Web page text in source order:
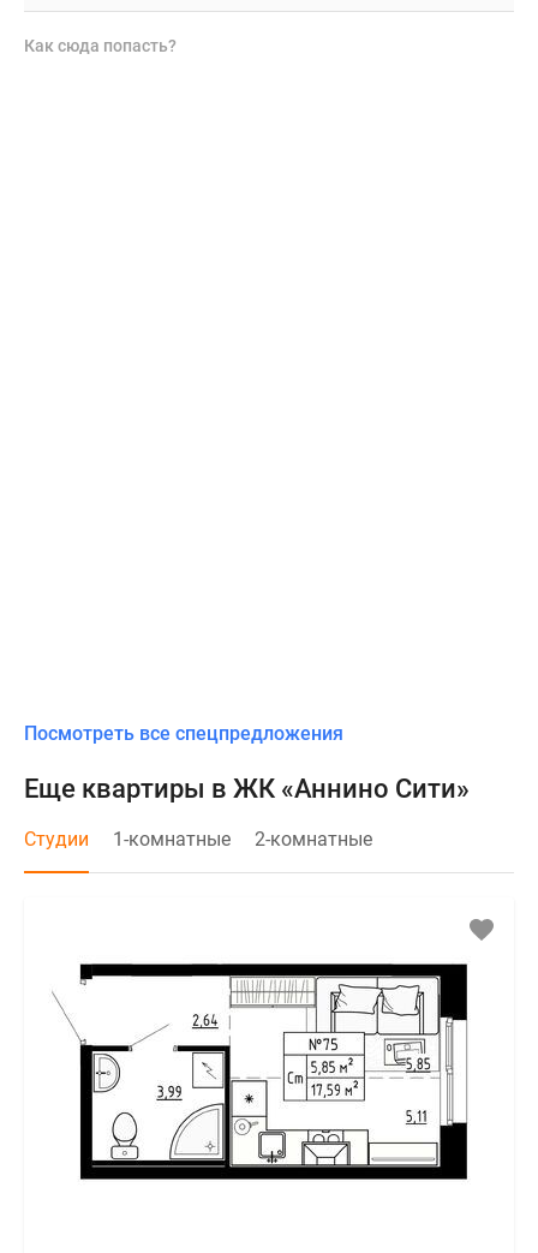
Как сюда попасть?
Посмотреть все спецпредложения
Еще квартиры в ЖК «Аннино Сити»
Студии 1-комнатные 2-комнатные